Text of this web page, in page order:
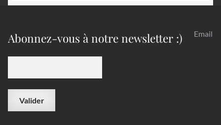
Abonnez-vous à notre newsletter :) Email